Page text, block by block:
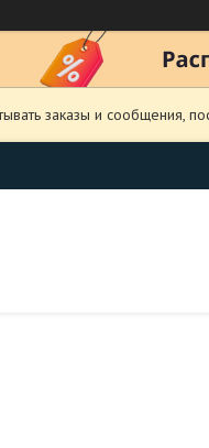
заказы и сообщения,